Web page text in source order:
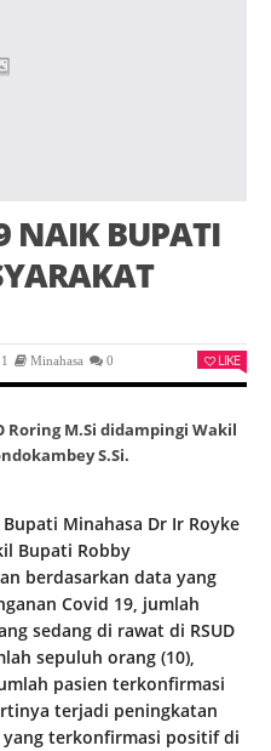
NAIK BUPATI
Minahasa 0 LIKE
Roring M.Si didampingi Wakil
S.Si.
Minahasa Dr Ir Royke
Bupati Robby
berdasarkan data yang
Covid 19, jumlah
sedang di rawat di RSUD
sepuluh orang (10),
pasien terkonfirmasi
terjadi peningkatan
terkonfirmasi positif di